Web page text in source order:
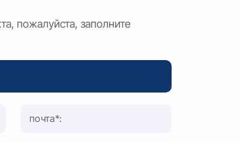
пожалуйста, заполните